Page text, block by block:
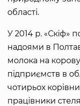
області.
У 2014 р. «Скіф»
надоями в
молока на
підприємств в
чотирьох
працівники